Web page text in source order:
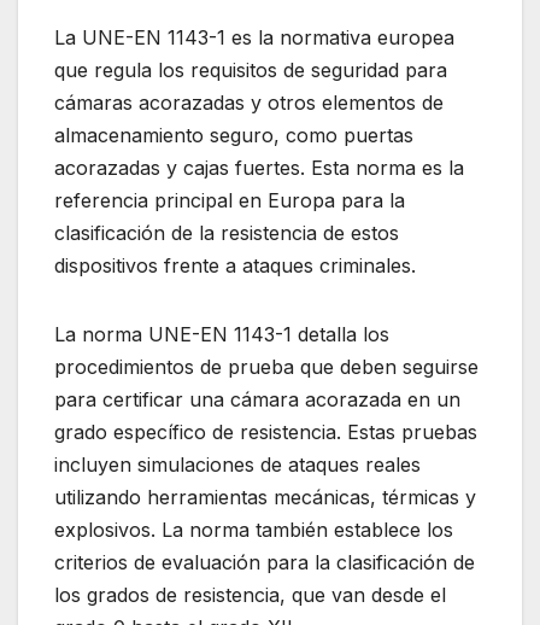
La UNE-EN 1143-1 es la normativa europea
que regula los requisitos de seguridad para
cámaras acorazadas y otros elementos de
almacenamiento seguro, como puertas
acorazadas y cajas fuertes. Esta norma es la
referencia principal en Europa para la
clasificación de la resistencia de estos
dispositivos frente a ataques criminales.
La norma UNE-EN 1143-1 detalla los
procedimientos de prueba que deben seguirse
para certificar una cámara acorazada en un
grado específico de resistencia. Estas pruebas
incluyen simulaciones de ataques reales
utilizando herramientas mecánicas, térmicas y
explosivos. La norma también establece los
criterios de evaluación para la clasificación de
los grados de resistencia, que van desde el